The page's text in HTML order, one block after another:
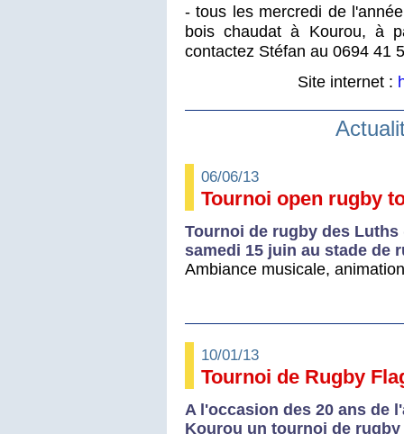
- tous les mercredi de
bois chaudat à Kourou, à
contactez Stéfan au 0694 41
Site internet :
06/06/13
Tournoi open rugby
Tournoi de rugby des
samedi 15 juin au stade de
Ambiance musicale,
10/01/13
Tournoi de Rugby
A l'occasion des 20 ans de
Kourou un tournoi de